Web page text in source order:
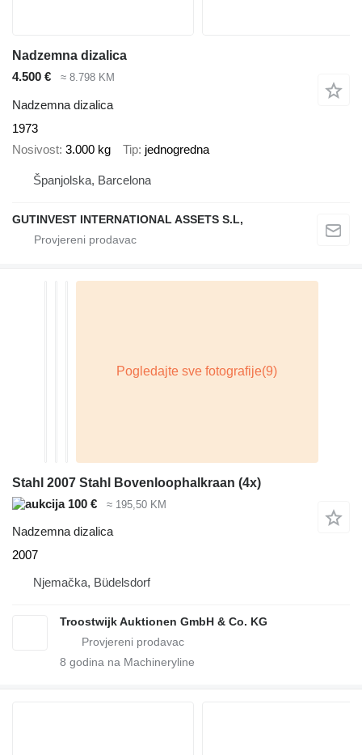
Nadzemna dizalica
4.500 €
≈ 8.798 KM
Nadzemna dizalica
1973
Nosivost 3.000 kg Tip jednogredna
Španjolska, Barcelona
GUTINVEST INTERNATIONAL ASSETS S.L,
Stahl 2007 Stahl Bovenloophalkraan (4x)
100 €
≈ 195,50 KM
Nadzemna dizalica
2007
Njemačka, Büdelsdorf
Troostwijk Auktionen GmbH & Co. KG
8 godina na Machineryline